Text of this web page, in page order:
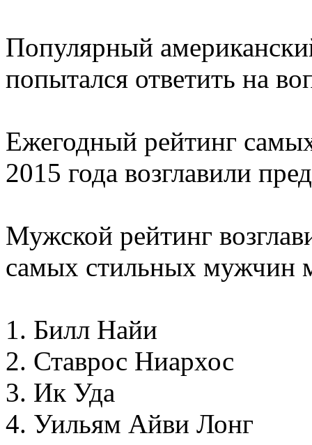
Популярный
попытался ответить на
Ежегодный рейтинг
2015 года возглавили
Мужской рейтинг
самых стильных мужчин
1. Билл Найи
2. Ставрос Ниархос
3. Ик Уда
4. Уильям Айви Лонг